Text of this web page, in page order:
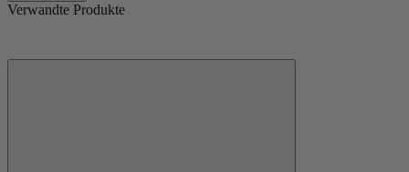
Verwandte Produkte